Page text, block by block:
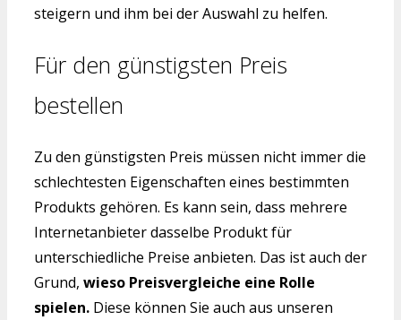
steigern und ihm bei der Auswahl zu helfen.
Für den günstigsten Preis
bestellen
Zu den günstigsten Preis müssen nicht immer die
schlechtesten Eigenschaften eines bestimmten
Produkts gehören. Es kann sein, dass mehrere
Internetanbieter dasselbe Produkt für
unterschiedliche Preise anbieten. Das ist auch der
Grund, wieso Preisvergleiche eine Rolle
spielen. Diese können Sie auch aus unseren